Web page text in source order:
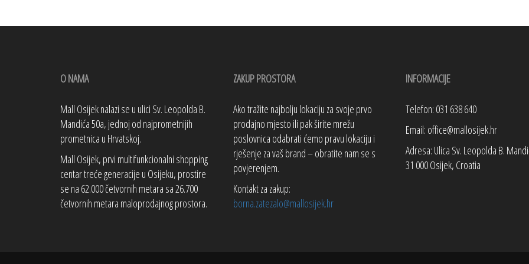
O NAMA
Mall Osijek nalazi se u ulici Sv. Leopolda B.
Mandića 50a, jednoj od najprometnijih
prometnica u Hrvatskoj.
Mall Osijek, prvi multifunkcionalni shopping
centar treće generacije u Osijeku, prostire
se na 62.000 četvornih metara sa 26.700
četvornih metara maloprodajnog prostora.
ZAKUP PROSTORA
Ako tražite najbolju lokaciju za svoje prvo
prodajno mjesto ili pak širite mrežu
poslovnica odabrati ćemo pravu lokaciju i
rješenje za vaš brand – obratite nam se s
povjerenjem.
Kontakt za zakup:
borna.zatezalo@mallosijek.hr
INFORMACIJE
Telefon: 031 638 640
Email: office@mallosijek.hr
Adresa: Ulica Sv. Leopolda B.
31 000 Osijek, Croatia